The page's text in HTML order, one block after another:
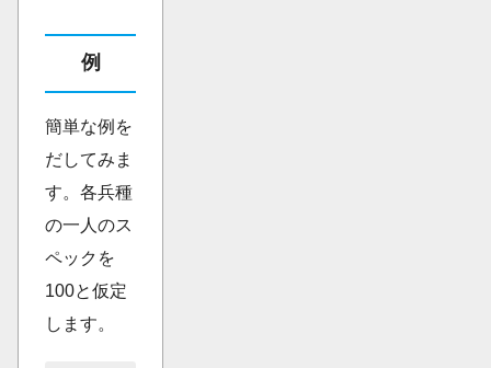
例
簡単な例を
だしてみま
す。各兵種
の一人のス
ペックを
100と仮定
します。